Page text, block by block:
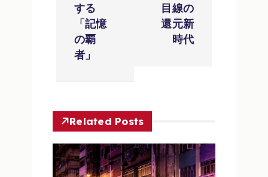
する
「記憶
の覇
者」
目線の
還元新
時代
Related Posts